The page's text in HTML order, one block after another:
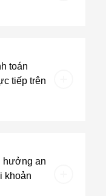
toán
tiếp trên
hưởng an
khoản